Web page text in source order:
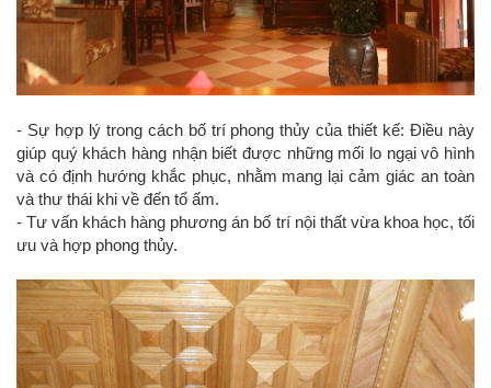
- Sự hợp lý trong cách bố trí phong thủy của thiết kế: Điều này
giúp quý khách hàng nhận biết được những mối lo ngại vô hình
và có định hướng khắc phục, nhằm mang lại cảm giác an toàn
và thư thái khi về đến tổ ấm.
- Tư vấn khách hàng phương án bố trí nội thất vừa khoa học, tối
ưu và hợp phong thủy.